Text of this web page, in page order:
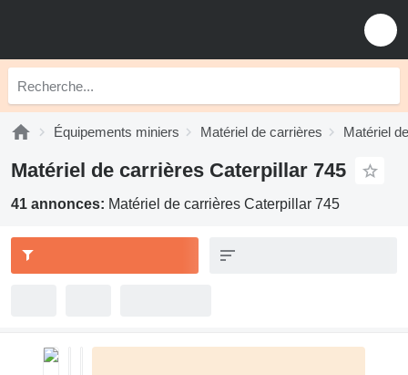
Équipements miniers Matériel de carrières Matériel
Matériel de carrières Caterpillar 745
41 annonces: Matériel de carrières Caterpillar 745